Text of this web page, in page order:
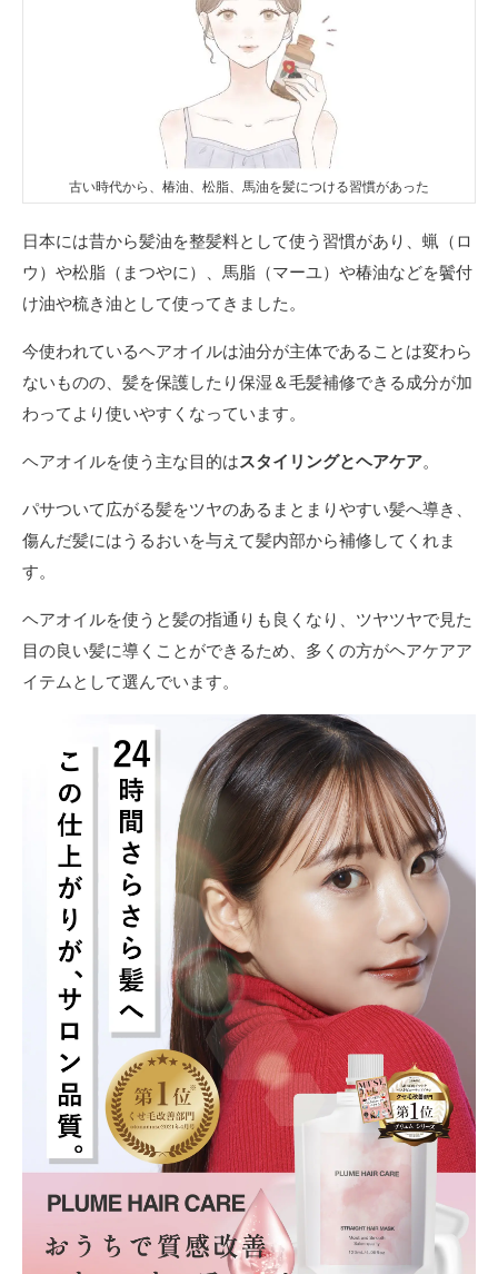
古い時代から、椿油、松脂、馬油を髪につける習慣があった
日本には昔から髪油を整髪料として使う習慣があり、蝋（ロ
ウ）や松脂（まつやに）、馬脂（マーユ）や椿油などを鬢付
け油や梳き油として使ってきました。
今使われているヘアオイルは油分が主体であることは変わら
ないものの、髪を保護したり保湿＆毛髪補修できる成分が加
わってより使いやすくなっています。
ヘアオイルを使う主な目的はスタイリングとヘアケア。
パサついて広がる髪をツヤのあるまとまりやすい髪へ導き、
傷んだ髪にはうるおいを与えて髪内部から補修してくれま
す。
ヘアオイルを使うと髪の指通りも良くなり、ツヤツヤで見た
目の良い髪に導くことができるため、多くの方がヘアケアア
イテムとして選んでいます。